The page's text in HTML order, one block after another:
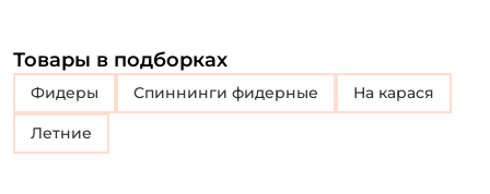
Товары в подборках
Фидеры Спиннинги фидерные На карася
Летние